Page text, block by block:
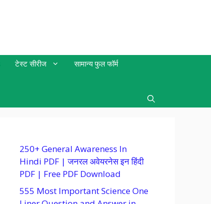
टेस्ट सीरीज
सामान्य फुल फॉर्म
250+ General Awareness In
Hindi PDF | जनरल अवेयरनेस इन हिंदी
PDF | Free PDF Download
555 Most Important Science One